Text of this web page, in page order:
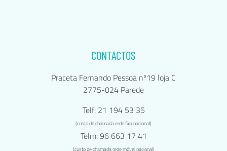
CONTACTOS
Praceta Fernando Pessoa nº19 loja C
2775-024 Parede
Telf: 21 194 53 35
(custo de chamada rede fixa nacional)
Telm: 96 663 17 41
(custo de chamada rede móvel nacional)